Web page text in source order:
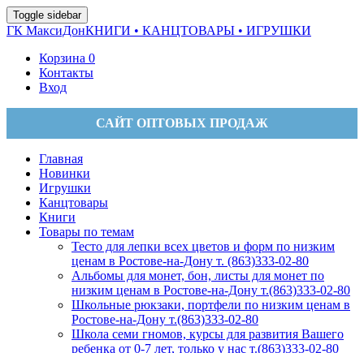
Toggle sidebar
ГК МаксиДонКНИГИ • КАНЦТОВАРЫ • ИГРУШКИ
Корзина 0
Контакты
Вход
САЙТ ОПТОВЫХ ПРОДАЖ
Главная
Новинки
Игрушки
Канцтовары
Книги
Товары по темам
Тесто для лепки всех цветов и форм по низким
ценам в Ростове-на-Дону т. (863)333-02-80
Альбомы для монет, бон, листы для монет по
низким ценам в Ростове-на-Дону т.(863)333-02-80
Школьные рюкзаки, портфели по низким ценам в
Ростове-на-Дону т.(863)333-02-80
Школа семи гномов, курсы для развития Вашего
ребенка от 0-7 лет, только у нас т.(863)333-02-80